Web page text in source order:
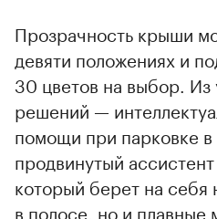
Прозрачность крыши
девяти положениях и
30 цветов на выбор. Из
решений —
помощи при парковке
продвинутый
который берет на себя
в полосе, но и